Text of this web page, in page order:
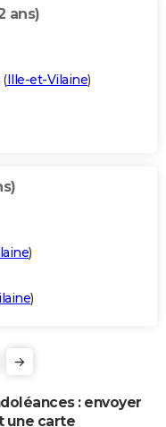
ans)
(Ille-et-Vilaine)
)
)
: envoyer
une carte